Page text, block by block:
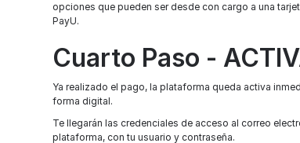
opciones que pueden ser desde con cargo a una
PayU.
Cuarto Paso -
Ya realizado el pago, la plataforma queda activa
forma digital.
Te llegarán las credenciales de acceso al correo
plataforma, con tu usuario y contraseña.